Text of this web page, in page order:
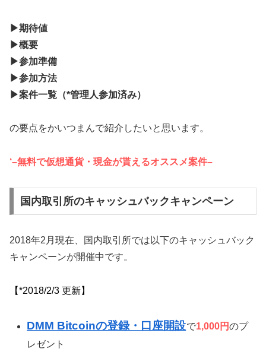
▶期待値
▶概要
▶参加準備
▶参加方法
▶案件一覧（*管理人参加済み）
の要点をかいつまんで紹介したいと思います。
‘–無料で仮想通貨・現金が貰えるオススメ案件–
国内取引所のキャッシュバックキャンペーン
2018年2月現在、国内取引所では以下のキャッシュバック
キャンペーンが開催中です。
【*2018/2/3 更新】
DMM Bitcoinの登録・口座開設で1,000円のプ
レゼント